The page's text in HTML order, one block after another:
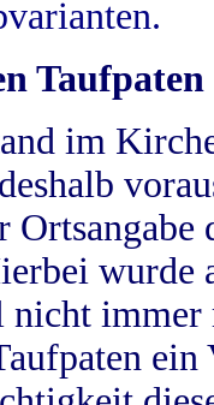
Taufpaten
im
wurde
nicht